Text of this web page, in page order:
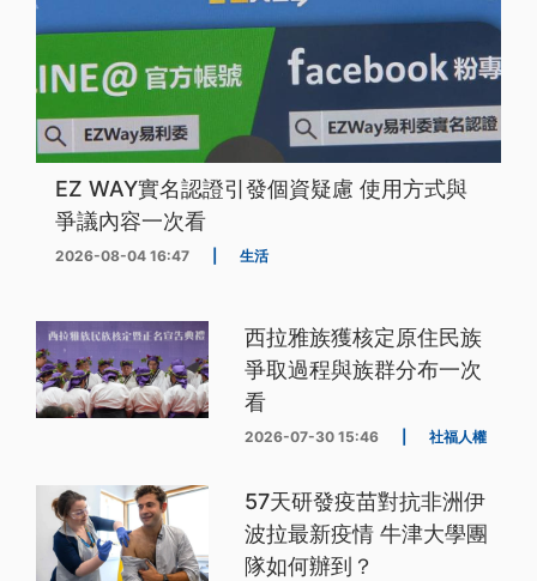
EZ WAY實名認證引發個資疑慮 使用方式與
爭議內容一次看
2026-08-04 16:47 生活
西拉雅族獲核定原住民族
爭取過程與族群分布一次
看
2026-07-30 15:46 社福人權
57天研發疫苗對抗非洲伊
波拉最新疫情 牛津大學團
隊如何辦到？